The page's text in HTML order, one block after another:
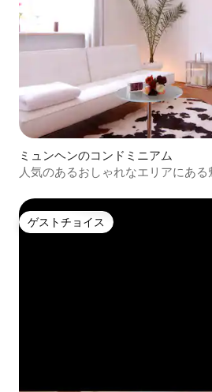
ミュンヘンのコンドミニアム
人気のあるおしゃれなエリアにある
ゲストチョイス
ゲストチョイス